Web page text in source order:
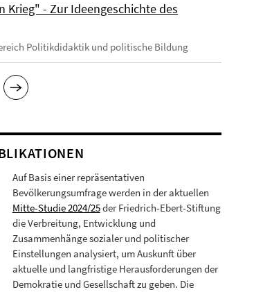
Krieg" - Zur Ideengeschichte des
Politikdidaktik und politische Bildung
Auf Basis einer repräsentativen
Bevölkerungsumfrage werden in der aktuellen
Mitte-Studie 2024/25der Friedrich-Ebert-Stiftung
die Verbreitung, Entwicklung und
Zusammenhänge sozialer und politischer
Einstellungen analysiert, um Auskunft über
aktuelle und langfristige Herausforderungen der
Demokratie und Gesellschaft zu geben. Die